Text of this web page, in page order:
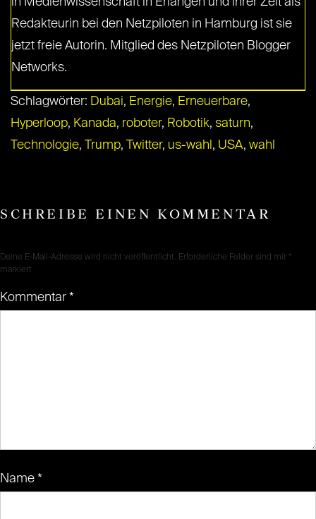
Redakteurin bei den Netzpiloten in Hamburg ist sie
jetzt freie Autorin. Mitglied des Netzpiloten Blogger
Networks.
Schlagwörter: Dubai, Energie, Erneuerbare,
Hyperloop, Kanada, roboter, Robotik, saturn,
Technologie, Trump, Twitter, us-wahl , USA, wahl
SCHREIBE EINEN KOMMENTAR
Deine E-Mail-Adresse wird nicht veröffentlicht. Erforderliche Felder sind mit *
markiert
Kommentar *
Name *